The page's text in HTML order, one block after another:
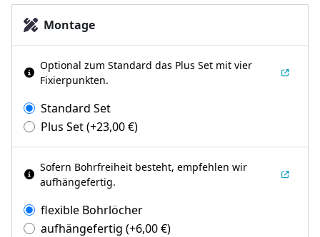
Montage
Optional zum Standard das Plus Set mit vier
Fixierpunkten.
Standard Set
Plus Set(+23,00€)
Sofern Bohrfreiheit besteht, empfehlen wir
aufhängefertig.
flexible Bohrlöcher
aufhängefertig (+6,00€)